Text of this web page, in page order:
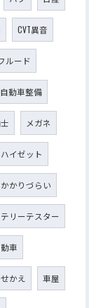
CVT異音
ルード
動車整備
メガネ
ハイゼット
かりづらい
リーテスター
車
かえ 車屋